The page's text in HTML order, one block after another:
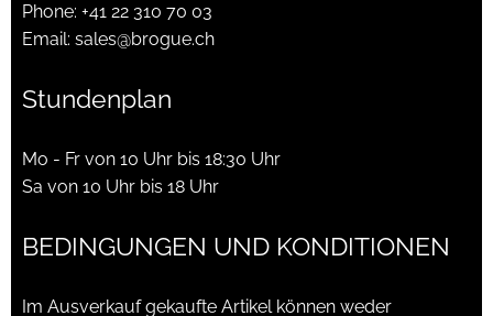
Phone: +41 22 310 70 03
Email: sales@brogue.ch
Stundenplan
Mo - Fr von 10 Uhr bis 18:30 Uhr
Sa von 10 Uhr bis 18 Uhr
BEDINGUNGEN UND KONDITIONEN
Im Ausverkauf gekaufte Artikel können weder